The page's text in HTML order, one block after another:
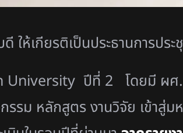
ห้เกียรติเป็นประธานการปร
University ปีที่ 2 โดยมี ผศ.
รรม หลักสูตร งานวิจัย เข้าสู่